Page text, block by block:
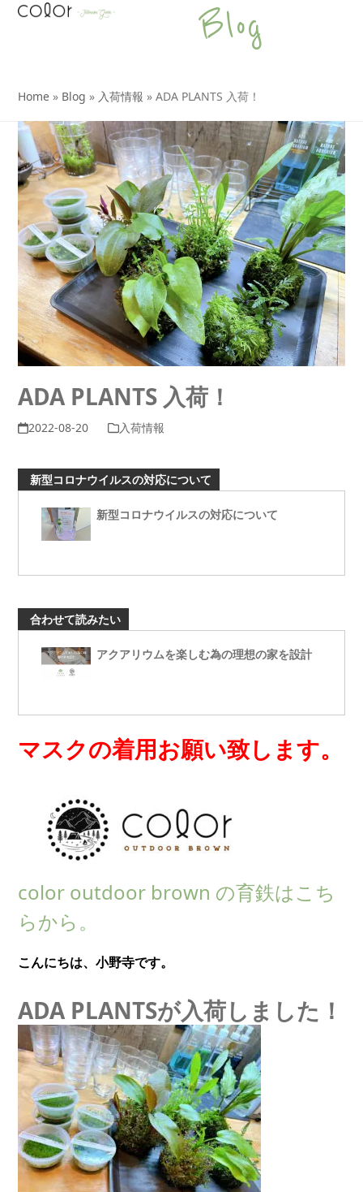
SkipOpen
Close
Blog
Home » Blog » 入荷情報 »ADA PLANTS 入荷！
ADA PLANTS 入荷！
2022-08-20 入荷情報
新型コロナウイルスの対応について
新型コロナウイルスの対応について
合わせて読みたい
アクアリウムを楽しむ為の理想の家を設計
マスクの着用お願い致します。
color outdoor brown の育鉄はこち
らから。
こんにちは、小野寺です。
ADA PLANTSが入荷しました！